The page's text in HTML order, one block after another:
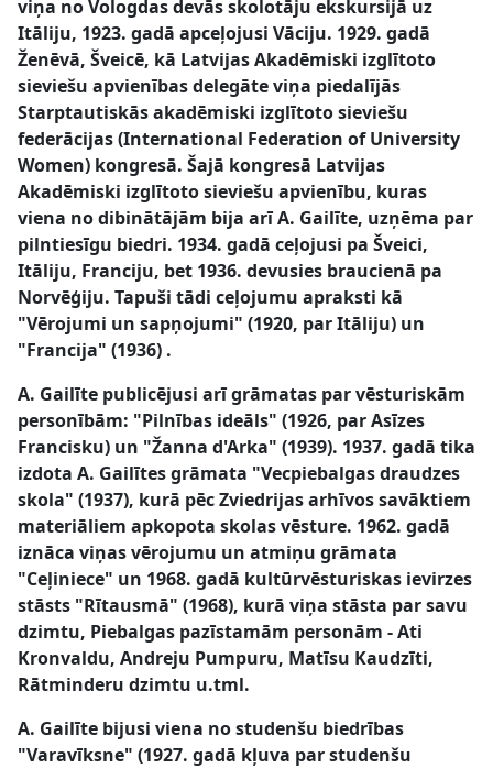
viņa no Vologdas devās skolotāju ekskursijā uz
Itāliju, 1923. gadā apceļojusi Vāciju. 1929. gadā
Ženēvā, Šveicē, kā Latvijas Akadēmiski izglītoto
sieviešu apvienības delegāte viņa piedalījās
Starptautiskās akadēmiski izglītoto sieviešu
federācijas (International Federation of University
Women) kongresā. Šajā kongresā Latvijas
Akadēmiski izglītoto sieviešu apvienību, kuras
viena no dibinātājām bija arī A. Gailīte, uzņēma par
pilntiesīgu biedri. 1934. gadā ceļojusi pa Šveici,
Itāliju, Franciju, bet 1936. devusies braucienā pa
Norvēģiju. Tapuši tādi ceļojumu apraksti kā
"Vērojumi un sapņojumi" (1920, par Itāliju) un
"Francija" (1936) .
A. Gailīte publicējusi arī grāmatas par vēsturiskām
personībām: "Pilnības ideāls" (1926, par Asīzes
Francisku) un "Žanna d'Arka" (1939). 1937. gadā tika
izdota A. Gailītes grāmata "Vecpiebalgas draudzes
skola" (1937), kurā pēc Zviedrijas arhīvos savāktiem
materiāliem apkopota skolas vēsture. 1962. gadā
iznāca viņas vērojumu un atmiņu grāmata
"Ceļiniece" un 1968. gadā kultūrvēsturiskas ievirzes
stāsts "Rītausmā" (1968), kurā viņa stāsta par savu
dzimtu, Piebalgas pazīstamām personām - Ati
Kronvaldu, Andreju Pumpuru, Matīsu Kaudzīti,
Rātminderu dzimtu u.tml.
A. Gailīte bijusi viena no studenšu biedrības
"Varavīksne" (1927. gadā kļuva par studenšu